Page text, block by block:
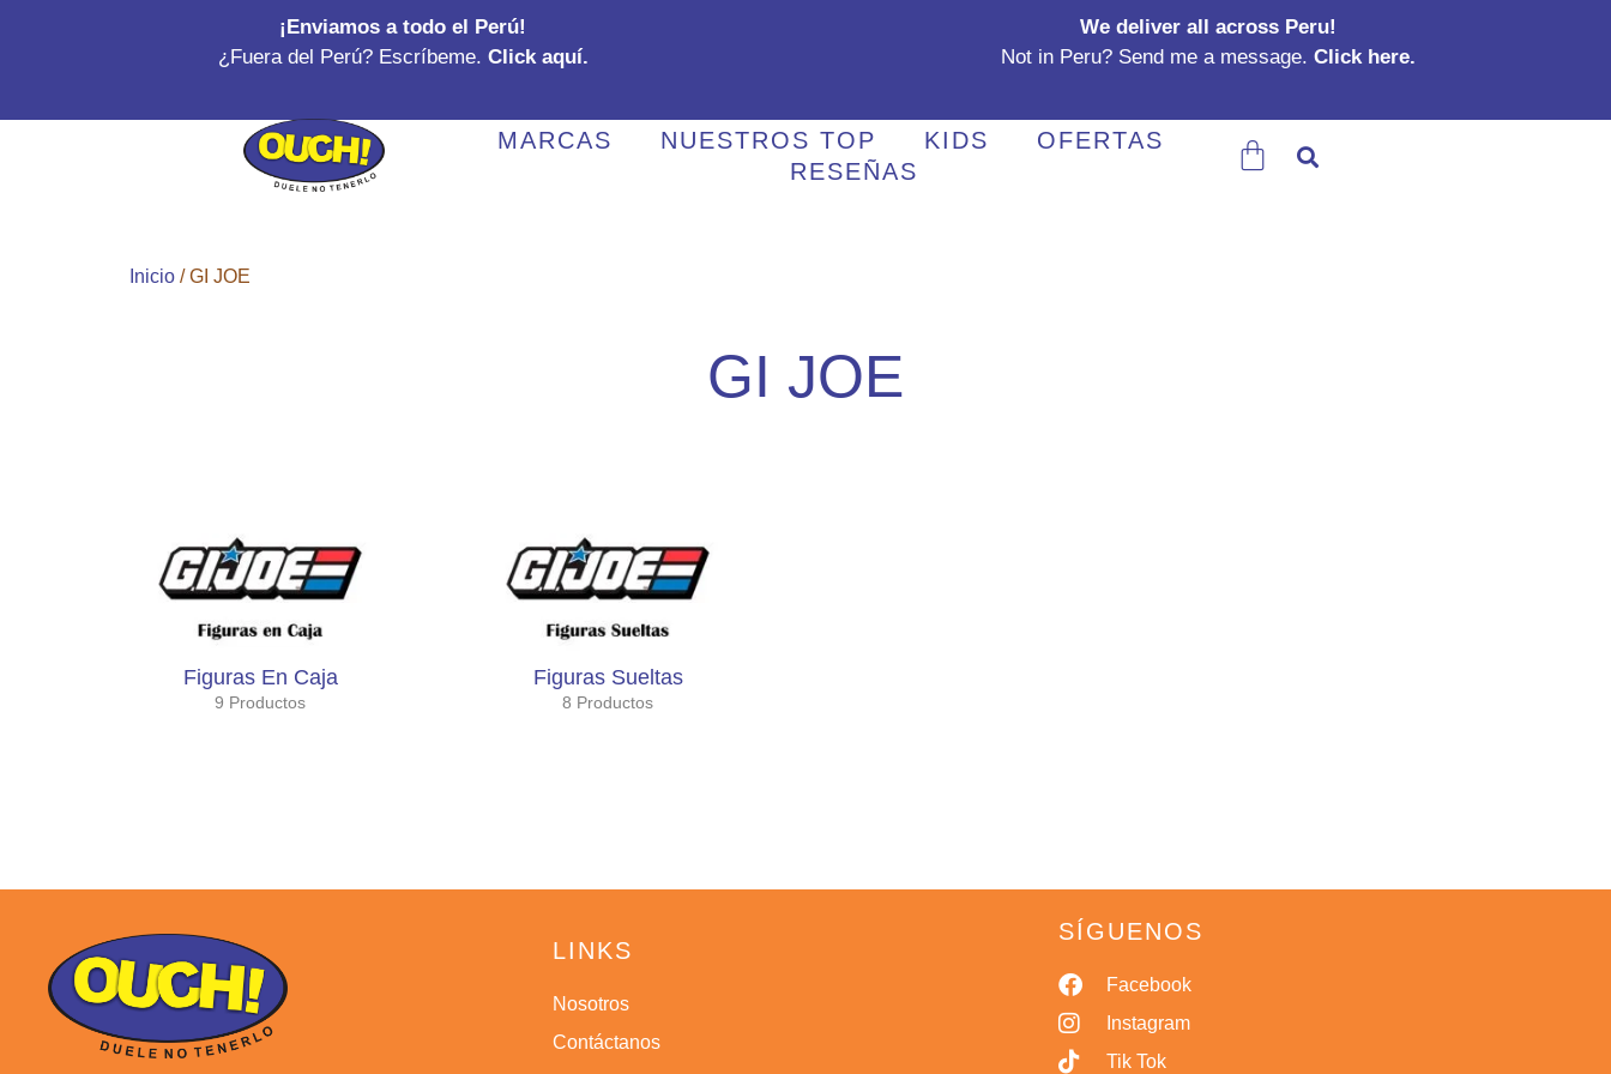
¡Enviamos a todo el Perú!
¿Fuera del Perú? Escríbeme. Click aquí.
We deliver all across Peru!
Not in Peru? Send me a message. Click here.
MARCAS NUESTROS TOP KIDS
OFERTAS
RESEÑAS
Carrito
Inicio / GI JOE
GI JOE
Figuras En Caja
9 Productos
Figuras Sueltas
8 Productos
LINKS
Nosotros
Contáctanos
SÍGUENOS
Facebook
Instagram
Tik Tok